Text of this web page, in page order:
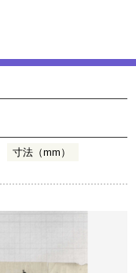
寸法（mm）